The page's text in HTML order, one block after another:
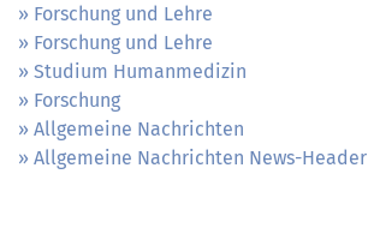
Forschung und Lehre
Forschung und Lehre
Studium Humanmedizin
Forschung
Allgemeine Nachrichten
Allgemeine Nachrichten News-Header